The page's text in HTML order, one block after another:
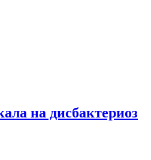
на дисбактериоз